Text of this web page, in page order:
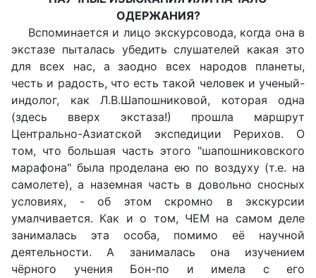
ОДЕРЖАНИЯ?
Вспоминается и лицо экскурсовода, когда она в
экстазе пыталась убедить слушателей какая это
для всех нас, а заодно всех народов планеты,
честь и радость, что есть такой человек и ученый-
индолог, как Л.В.Шапошниковой, которая одна
(здесь вверх экстаза!) прошла маршрут
Центрально-Азиатской экспедиции Рерихов. О
том, что большая часть этого "шапошниковского
марафона" была проделана ею по воздуху (т.е. на
самолете), а наземная часть в довольно сносных
условиях, - об этом скромно в экскурсии
умалчивается. Как и о том, ЧЕМ на самом деле
занималась эта особа, помимо её научной
деятельности. А занималась она изучением
чёрного учения Бон-по и имела с его